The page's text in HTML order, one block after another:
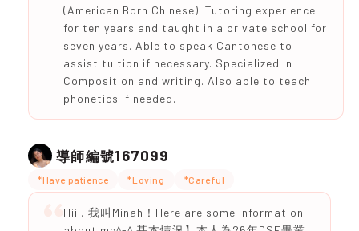
(American Born Chinese). Tutoring experience
for ten years and taught in a private school for
seven years. Able to speak Cantonese to
assist tuition if necessary. Specialized in
Composition and writing. Also able to teach
phonetics if needed.
導師編號167099
*Have patience *Loving *Careful
Hiii, 我叫Minah！Here are some information